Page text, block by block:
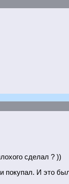
сделал ? ))
И это